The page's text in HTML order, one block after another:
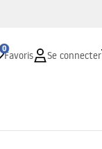
0
Favoris Se connecter